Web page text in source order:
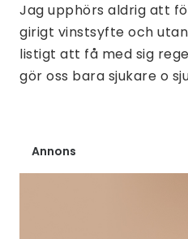
Jag upphörs aldrig att
girigt vinstsyfte och
listigt att få med sig
gör oss bara sjukare o
Annons